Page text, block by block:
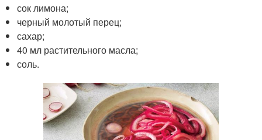
сок лимона;
черный молотый перец;
сахар;
40 мл растительного масла;
соль.